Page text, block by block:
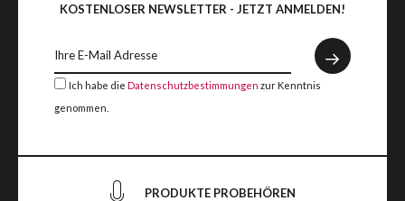
KOSTENLOSER NEWSLETTER - JETZT ANMELDEN!
Ich habe die Datenschutzbestimmungen zur Kenntnis
genommen.
PRODUKTE PROBEHÖREN